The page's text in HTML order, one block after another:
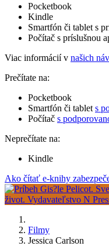
Pocketbook
Kindle
Smartfón či tablet s
Počítač s príslušnou
Viac informácií v našich
Prečítate na:
Pocketbook
Smartfón či tablet s
Počítač s
Neprečítate na:
Kindle
Ako čítať e-knihy
Filmy
Jessica Carlson